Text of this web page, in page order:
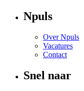
Npuls
Over Npuls
Vacatures
Contact
Snel naar